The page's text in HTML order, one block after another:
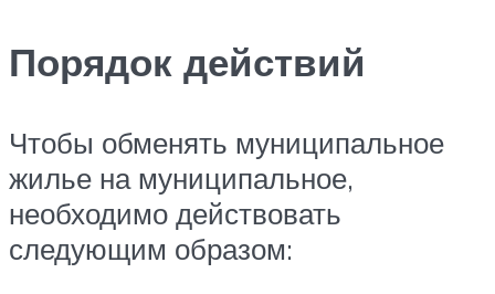
Порядок действий
Чтобы обменять муниципальное
жилье на муниципальное,
необходимо действовать
следующим образом: